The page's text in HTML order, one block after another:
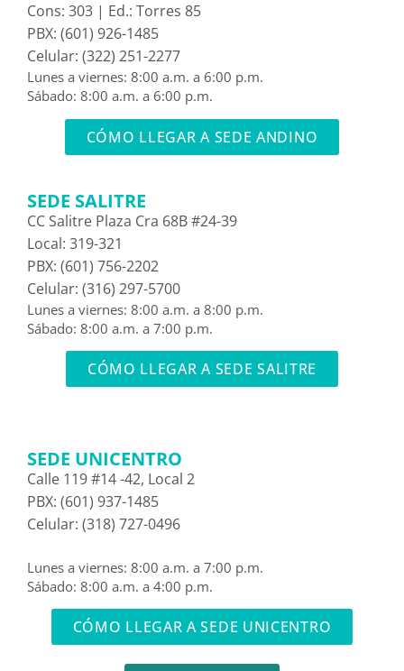
Cons: 303 | Ed.: Torres 85
PBX: (601) 926-1485
Celular: (322) 251-2277
Lunes a viernes: 8:00 a.m. a 6:00 p.m.
Sábado: 8:00 a.m. a 6:00 p.m.
CÓMO LLEGAR A SEDE ANDINO
SEDE SALITRE
CC Salitre Plaza Cra 68B #24-39
Local: 319-321
PBX: (601) 756-2202
Celular: (316) 297-5700
Lunes a viernes: 8:00 a.m. a 8:00 p.m.
Sábado: 8:00 a.m. a 7:00 p.m.
CÓMO LLEGAR A SEDE SALITRE
SEDE UNICENTRO
Calle 119 #14 -42, Local 2
PBX: (601) 937-1485
Celular: (318) 727-0496
Lunes a viernes: 8:00 a.m. a 7:00 p.m.
Sábado: 8:00 a.m. a 4:00 p.m.
CÓMO LLEGAR A SEDE UNICENTRO